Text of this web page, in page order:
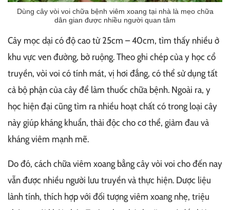
Dùng cây vòi voi chữa bệnh viêm xoang tại nhà là mẹo chữa
dân gian được nhiều người quan tâm
Cây mọc dại có độ cao từ 25cm – 40cm, tìm thấy nhiều ở
khu vực ven đường, bờ ruộng. Theo ghi chép của y học cổ
truyền, vòi voi có tính mát, vị hơi đắng, có thể sử dụng tất
cả bộ phận của cây để làm thuốc chữa bệnh. Ngoài ra, y
học hiện đại cũng tìm ra nhiều hoạt chất có trong loại cây
này giúp kháng khuẩn, thải độc cho cơ thể, giảm đau và
kháng viêm mạnh mẽ.
Do đó, cách chữa viêm xoang bằng cây vòi voi cho đến nay
vẫn được nhiều người lưu truyền và thực hiện. Dược liệu
lành tính, thích hợp với đối tượng viêm xoang nhẹ, triệu